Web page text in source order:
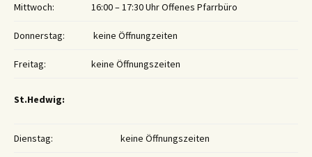
Mittwoch: 16:00 – 17:30 Uhr Offenes Pfarrbüro
Donnerstag: keine Öffnungzeiten
Freitag: keine Öffnungszeiten
St.Hedwig:
Dienstag: keine Öffnungszeiten